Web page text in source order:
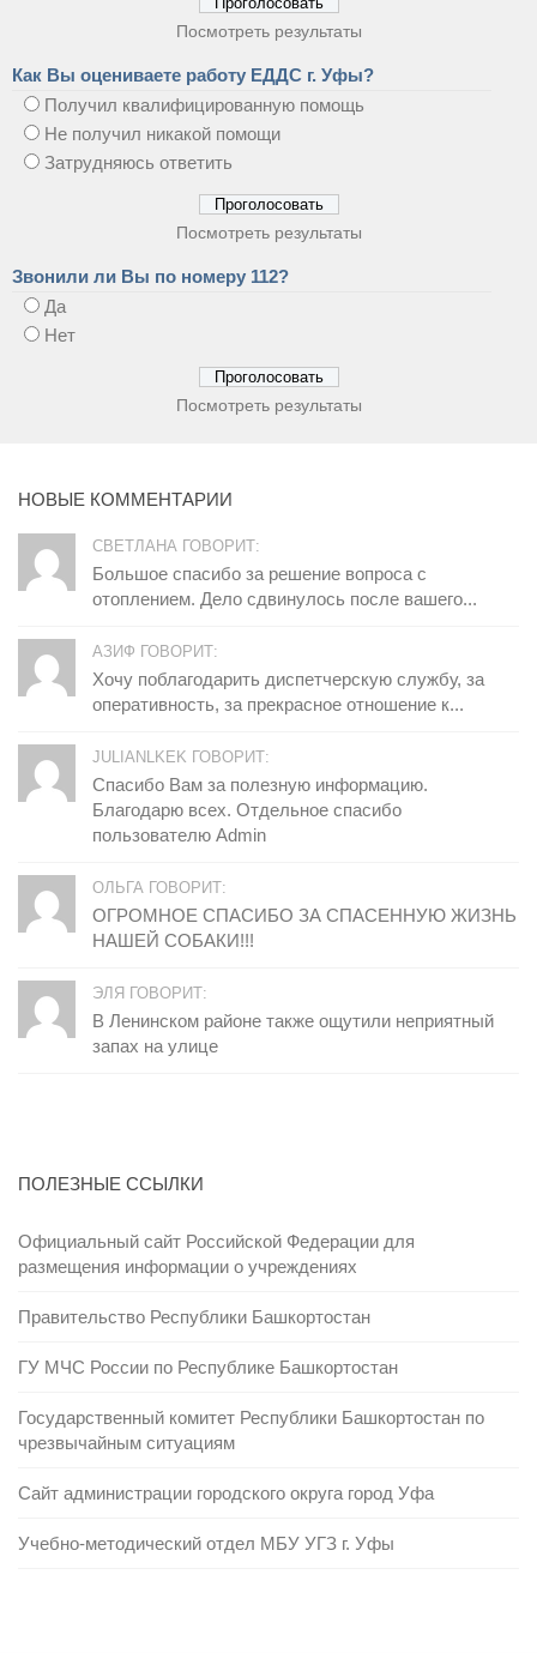
Посмотреть результаты
Как Вы оцениваете работу ЕДДС г. Уфы?
Получил квалифицированную помощь
Не получил никакой помощи
Затрудняюсь ответить
Посмотреть результаты
Звонили ли Вы по номеру 112?
Да
Нет
Посмотреть результаты
НОВЫЕ КОММЕНТАРИИ
СВЕТЛАНА ГОВОРИТ:
Большое спасибо за решение вопроса с
отоплением. Дело сдвинулось после вашего...
АЗИФ ГОВОРИТ:
Хочу поблагодарить диспетчерскую службу, за
оперативность, за прекрасное отношение к...
JULIANLKEK ГОВОРИТ:
Спасибо Вам за полезную информацию.
Благодарю всех. Отдельное спасибо
пользователю Admin
ОЛЬГА ГОВОРИТ:
ОГРОМНОЕ СПАСИБО ЗА СПАСЕННУЮ ЖИЗНЬ
НАШЕЙ СОБАКИ!!!
ЭЛЯ ГОВОРИТ:
В Ленинском районе также ощутили неприятный
запах на улице
ПОЛЕЗНЫЕ ССЫЛКИ
Официальный сайт Российской Федерации для
размещения информации о учреждениях
Правительство Республики Башкортостан
ГУ МЧС России по Республике Башкортостан
Государственный комитет Республики Башкортостан по
чрезвычайным ситуациям
Сайт администрации городского округа город Уфа
Учебно-методический отдел МБУ УГЗ г. Уфы